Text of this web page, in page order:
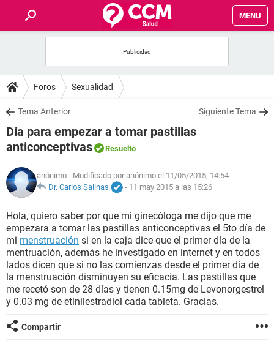
MENU
FOROS
SALUD
FAMILIA
NUTRICIÓN
SEXUALIDAD
GLOSARIO
Foros Sexualidad
Tema Anterior Siguiente Tema
Día para empezar a tomar pastillas
anticonceptivas
Resuelto
anónimo - Modificado por anónimo el 11/05/2015, 14:54
Dr. Carlos Salinas
- 11 may 2015 a las 15:26
Hola, quiero saber por que mi ginecóloga me dijo que me
empezara a tomar las pastillas anticonceptivas el 5to día de
mi menstruación si en la caja dice que el primer día de la
mentruación, además he investigado en internet y en todos
lados dicen que si no las comienzas desde el primer día de
la menstruación disminuyen su eficacia. Las pastillas que
me recetó son de 28 días y tienen 0.15mg de Levonorgestrel
y 0.03 mg de etinilestradiol cada tableta. Gracias.
Compartir